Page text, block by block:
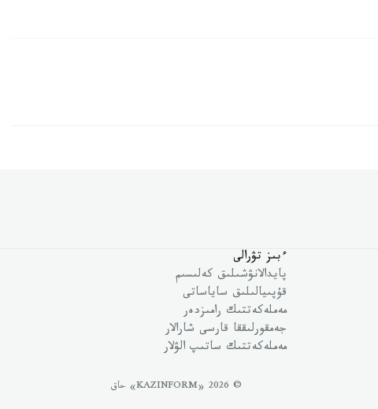
ءبىز تۋرالى
پايدالانۋشىلىق كەلىسىم
قۇپىيالىلىق ساياساتى
مەملەكەتتىك رامىزدەر
جەمقورلىققا قارسى شارالار
مەملەكەتتىك ساتىپ الۋلار
© 2026 «KAZINFORM» حاق